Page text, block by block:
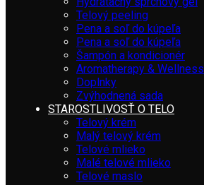
Telový peeling
Pena a soľ do kúpeľa
Pena a soľ do kúpeľa
Šampón a kondicionér
Aromatherapy & Wellness
Doplnky
Zvýhodnená sada
STAROSTLIVOSŤ O TELO
Telový krém
Malý telový krém
Telové mlieko
Malé telové mlieko
Telové maslo